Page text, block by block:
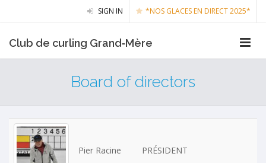
SIGN IN *NOS GLACES EN DIRECT 2025*
Club de curling Grand‑Mère
Board of directors
Pier Racine PRÉSIDENT